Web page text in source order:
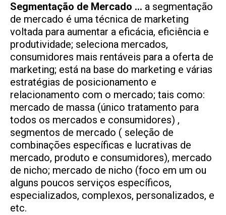
Segmentação de Mercado … a segmentação
de mercado é uma técnica de marketing
voltada para aumentar a eficácia, eficiência e
produtividade; seleciona mercados,
consumidores mais rentáveis para a oferta de
marketing; está na base do marketing e várias
estratégias de posicionamento e
relacionamento com o mercado; tais como:
mercado de massa (único tratamento para
todos os mercados e consumidores) ,
segmentos de mercado ( seleção de
combinações específicas e lucrativas de
mercado, produto e consumidores), mercado
de nicho; mercado de nicho (foco em um ou
alguns poucos serviços específicos,
especializados, complexos, personalizados, e
etc.